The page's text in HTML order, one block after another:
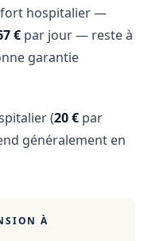
hospitalier —
€ par jour — reste à
garantie
(20 € par
généralement en
À